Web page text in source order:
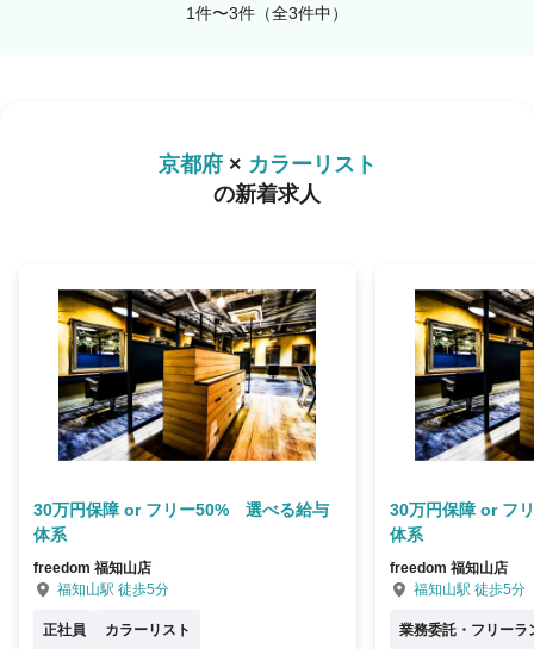
1件〜3件（全3件中）
京都府× カラーリスト
の新着求人
30万円保障 or フリー50% 選べる給与
体系
freedom 福知山店
福知山駅 徒歩5分
正社員 カラーリスト
30万円保障 or フ
体系
freedom 福知山店
福知山駅 徒歩5分
業務委託・フリーラ